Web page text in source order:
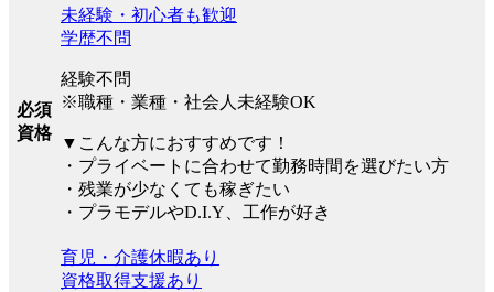
必須
資格
未経験・初心者も歓迎
学歴不問
経験不問
※職種・業種・社会人未経験OK
▼こんな方におすすめです！
・プライベートに合わせて勤務時間を選びたい方
・残業が少なくても稼ぎたい
・プラモデルやD.I.Y、工作が好き
育児・介護休暇あり
資格取得支援あり